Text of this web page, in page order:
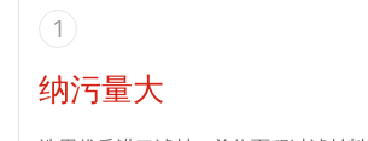
1
纳污量大